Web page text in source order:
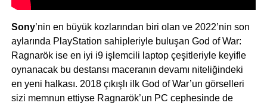
Sony’nin en büyük kozlarından biri olan ve 2022’nin son
aylarında PlayStation sahipleriyle buluşan God of War:
Ragnarök ise en iyi i9 işlemcili laptop çeşitleriyle keyifle
oynanacak bu destansı maceranın devamı niteliğindeki
en yeni halkası. 2018 çıkışlı ilk God of War’un görselleri
sizi memnun ettiyse Ragnarök’un PC cephesinde de